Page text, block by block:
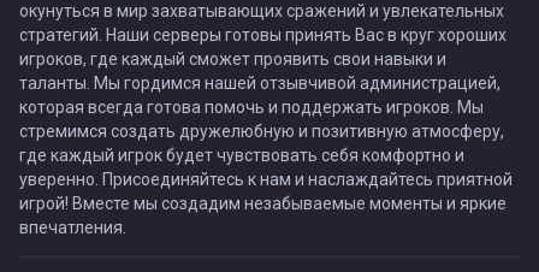
окунуться в мир захватывающих сражений и увлекательных
стратегий. Наши серверы готовы принять Вас в круг хороших
игроков, где каждый сможет проявить свои навыки и
таланты. Мы гордимся нашей отзывчивой администрацией,
которая всегда готова помочь и поддержать игроков. Мы
стремимся создать дружелюбную и позитивную атмосферу,
где каждый игрок будет чувствовать себя комфортно и
уверенно. Присоединяйтесь к нам и наслаждайтесь приятной
игрой! Вместе мы создадим незабываемые моменты и яркие
впечатления.